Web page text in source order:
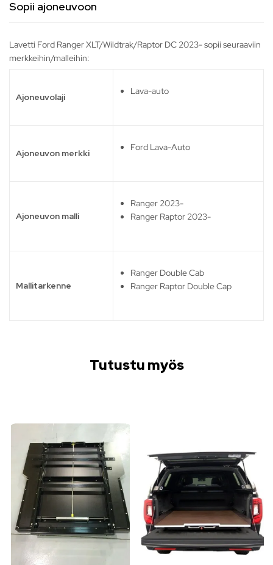
Sopii ajoneuvoon
Lavetti Ford Ranger XLT/Wildtrak/Raptor DC 2023- sopii seuraaviin
merkkeihin/malleihin:
Ajoneuvolaji
Lava-auto
Ajoneuvon merkki
Ford Lava-Auto
Ajoneuvon malli
Ranger 2023-
Ranger Raptor 2023-
Mallitarkenne
Ranger Double Cab
Ranger Raptor Double Cap
Tutustu myös